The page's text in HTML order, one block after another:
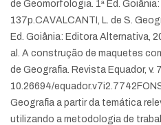
de Geomorfologia. 1ª Ed. Goiânia:
137p. CAVALCANTI, L. de S.
Ed. Goiânia: Editora Alternativa,
al. A construção de maquetes
de Geografia. Revista Equador, v.
10.26694/equador.v7i2.7742
Geografia a partir da temática
utilizando a metodologia de